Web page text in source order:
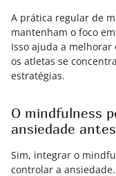
A prática regular de
mantenham o foco
Isso ajuda a melhorar
os atletas se
estratégias.
O mindfulness
ansiedade
Sim, integrar o
controlar a